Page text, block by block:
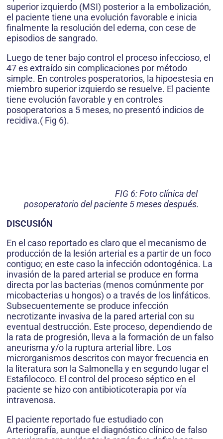
superior izquierdo (MSI) posterior a la embolización,
el paciente tiene una evolución favorable e inicia
finalmente la resolución del edema, con cese de
episodios de sangrado.
Luego de tener bajo control el proceso infeccioso, el
47 es extraído sin complicaciones por método
simple. En controles posperatorios, la hipoestesia en
miembro superior izquierdo se resuelve. El paciente
tiene evolución favorable y en controles
posoperatorios a 5 meses, no presentó indicios de
recidiva.( Fig 6).
FIG 6: Foto clínica del
posoperatorio del paciente 5 meses después.
DISCUSIÓN
En el caso reportado es claro que el mecanismo de
producción de la lesión arterial es a partir de un foco
contiguo; en este caso la infección odontogénica. La
invasión de la pared arterial se produce en forma
directa por las bacterias (menos comúnmente por
micobacterias u hongos) o a través de los linfáticos.
Subsecuentemente se produce infección
necrotizante invasiva de la pared arterial con su
eventual destrucción. Este proceso, dependiendo de
la rata de progresión, lleva a la formación de un falso
aneurisma y/o la ruptura arterial libre. Los
microrganismos descritos con mayor frecuencia en
la literatura son la Salmonella y en segundo lugar el
Estafilococo. El control del proceso séptico en el
paciente se hizo con antibioticoterapia por vía
intravenosa.
El paciente reportado fue estudiado con
Arteriografía, aunque el diagnóstico clínico de falso